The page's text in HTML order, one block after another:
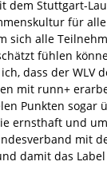
dem Stuttgart-
für
sich alle
fühlen
dass der WLV
mit runn+
Punkten sogar
ernsthaft und
mit
damit das